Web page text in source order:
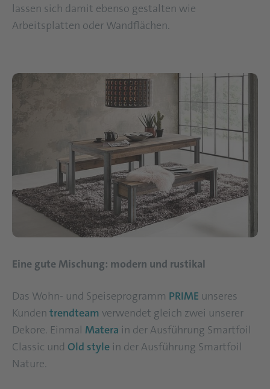
lassen sich damit ebenso gestalten wie
Arbeitsplatten oder Wandflächen.
Eine gute Mischung: modern und rustikal
Das Wohn- und Speiseprogramm PRIME unseres
Kunden trendteam verwendet gleich zwei unserer
Dekore. Einmal Matera in der Ausführung Smartfoil
Classic und Old style in der Ausführung Smartfoil
Nature.